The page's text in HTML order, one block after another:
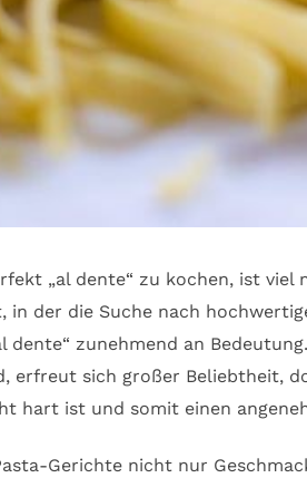
„al dente“ zu kochen, ist
in der die Suche nach
dente“ zunehmend an
erfreut sich großer Beliebtheit,
hart ist und somit einen
Gerichte nicht nur